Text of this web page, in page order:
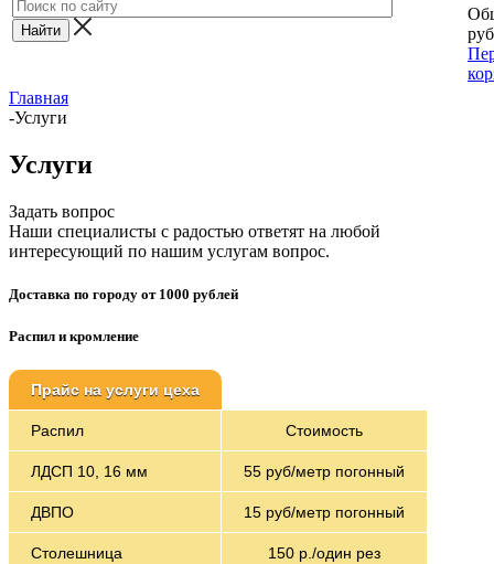
Главная
-Услуги
Услуги
Задать вопрос
Наши специалисты с радостью ответят на любой
интересующий по нашим услугам вопрос.
Доставка по городу от 1000 рублей
Распил и кромление
Прайс на услуги цеха
Распил Стоимость
ЛДСП 10, 16 мм 55 руб/метр погонный
ДВПО 15 руб/метр погонный
Столешница 150 р./один рез